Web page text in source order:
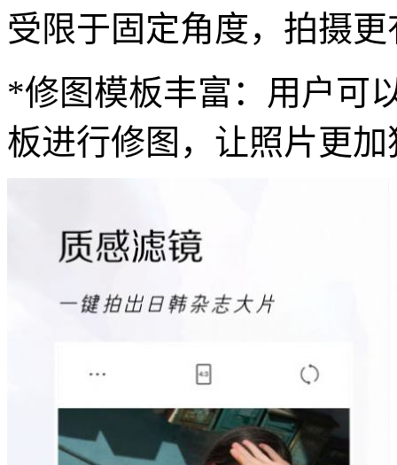
受限于固定角度，拍摄
*修图模板丰富：用户可
板进行修图，让照片更